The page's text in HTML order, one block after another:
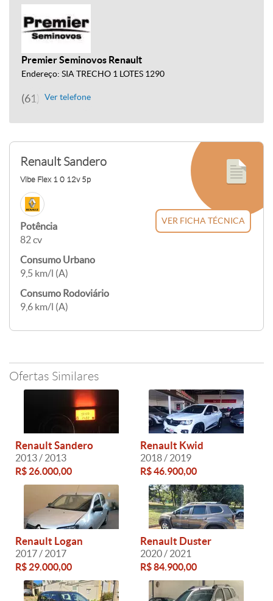
Premier Seminovos Renault
Endereço: SIA TRECHO 1 LOTES 1290
(61) 3961-9000
Ver telefone
Renault Sandero
Vibe Flex 1 0 12v 5p
Potência
82 cv
Consumo Urbano
9,5 km/l (A)
Consumo Rodoviário
9,6 km/l (A)
VER FICHA TÉCNICA
Ofertas Similares
Renault Sandero
2013 / 2013
R$ 26.000,00
Renault Kwid
2018 / 2019
R$ 46.900,00
Renault Logan
2017 / 2017
R$ 29.000,00
Renault Duster
2020 / 2021
R$ 84.900,00